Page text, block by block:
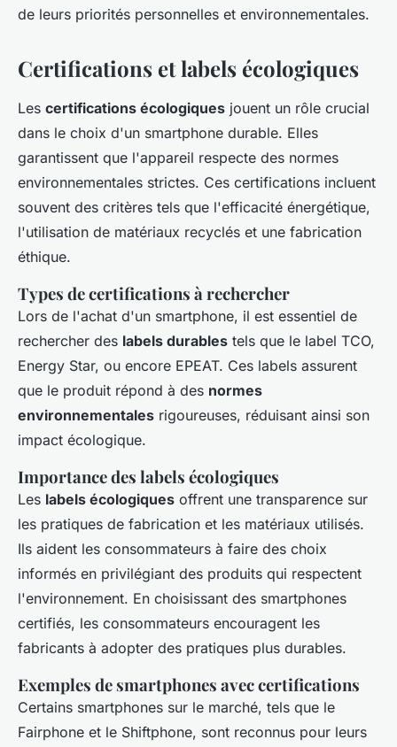
de leurs priorités personnelles et environnementales.
Certifications et labels écologiques
Les certifications écologiques jouent un rôle crucial
dans le choix d'un smartphone durable. Elles
garantissent que l'appareil respecte des normes
environnementales strictes. Ces certifications incluent
souvent des critères tels que l'efficacité énergétique,
l'utilisation de matériaux recyclés et une fabrication
éthique.
Types de certifications à rechercher
Lors de l'achat d'un smartphone, il est essentiel de
rechercher des labels durables tels que le label TCO,
Energy Star, ou encore EPEAT. Ces labels assurent
que le produit répond à des normes
environnementales rigoureuses, réduisant ainsi son
impact écologique.
Importance des labels écologiques
Les labels écologiques offrent une transparence sur
les pratiques de fabrication et les matériaux utilisés.
Ils aident les consommateurs à faire des choix
informés en privilégiant des produits qui respectent
l'environnement. En choisissant des smartphones
certifiés, les consommateurs encouragent les
fabricants à adopter des pratiques plus durables.
Exemples de smartphones avec certifications
Certains smartphones sur le marché, tels que le
Fairphone et le Shiftphone, sont reconnus pour leurs